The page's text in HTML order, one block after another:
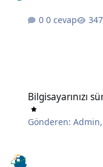
0 cevap
Bilgisayarınızı
Gönderen:Admin,